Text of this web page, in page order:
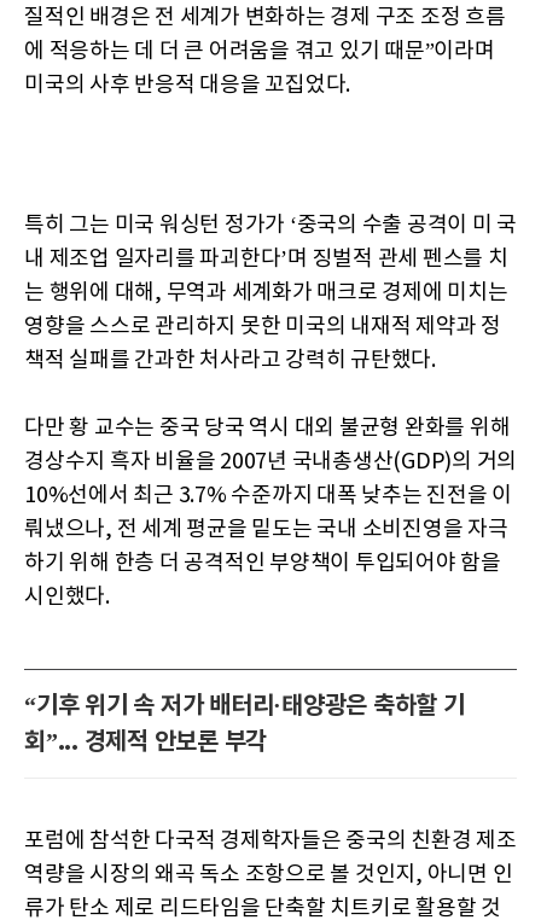
질적인 배경은 전 세계가 변화하는 경제 구조 조정 흐름
에 적응하는 데 더 큰 어려움을 겪고 있기 때문”이라며
미국의 사후 반응적 대응을 꼬집었다.
특히 그는 미국 워싱턴 정가가 ‘중국의 수출 공격이 미 국
내 제조업 일자리를 파괴한다’며 징벌적 관세 펜스를 치
는 행위에 대해, 무역과 세계화가 매크로 경제에 미치는
영향을 스스로 관리하지 못한 미국의 내재적 제약과 정
책적 실패를 간과한 처사라고 강력히 규탄했다.
다만 황 교수는 중국 당국 역시 대외 불균형 완화를 위해
경상수지 흑자 비율을 2007년 국내총생산(GDP)의 거의
10%선에서 최근 3.7% 수준까지 대폭 낮추는 진전을 이
뤄냈으나, 전 세계 평균을 밑도는 국내 소비진영을 자극
하기 위해 한층 더 공격적인 부양책이 투입되어야 함을
시인했다.
“기후 위기 속 저가 배터리·태양광은 축하할 기
회”... 경제적 안보론 부각
포럼에 참석한 다국적 경제학자들은 중국의 친환경 제조
역량을 시장의 왜곡 독소 조항으로 볼 것인지, 아니면 인
류가 탄소 제로 리드타임을 단축할 치트키로 활용할 것